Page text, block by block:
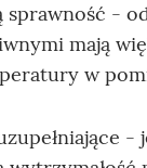
sprawność -
mają
w